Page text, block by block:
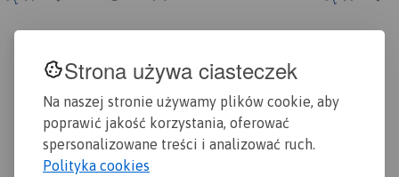
Strona używa ciasteczek
Na naszej stronie używamy plików cookie, aby
poprawić jakość korzystania, oferować
spersonalizowane treści i analizować ruch.
Polityka cookies
Zielonki oraz Park
Krajobrazowy Promno.
oraz informacje praktyczne.